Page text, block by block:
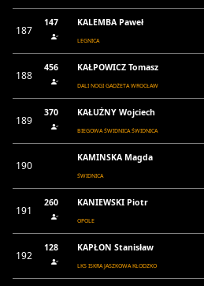
187
147 KALEMBA Paweł
LEGNICA
188
456 KAŁPOWICZ Tomasz
DALI NOGI GADŻETA WROCŁAW
189
370 KAŁUŻNY Wojciech
BIEGOWA ŚWIDNICA ŚWIDNICA
190
KAMINSKA Magda
ŚWIDNICA
191
260 KANIEWSKI Piotr
OPOLE
192
128 KAPŁON Stanisław
LKS ISKRA JASZKOWA KŁODZKO